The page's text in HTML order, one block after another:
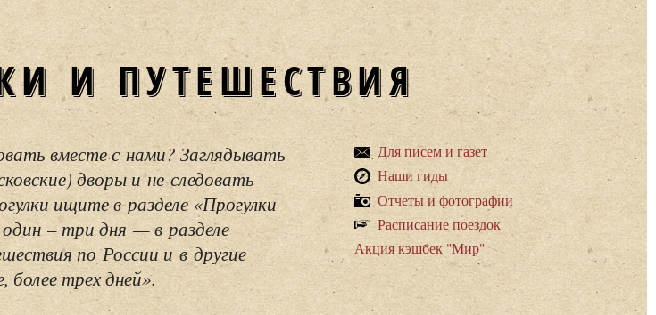
И ПУТЕШЕСТВИЯ
Для писем и газет
Наши гиды
Отчеты и фотографии
Расписание поездок
Акция кэшбек "Мир"
вместе с нами? Заглядывать
дворы и не следовать
ищите в разделе «Прогулки
– три дня — в разделе
по России и в другие
трех дней».